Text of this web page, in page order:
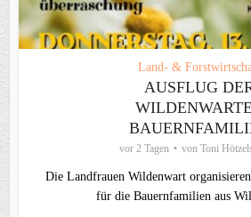
Land- &
AUSFLUG
vor 2 Tagen von Toni
Die Landfrauen Wildenwart
für die Bauernfamilien aus